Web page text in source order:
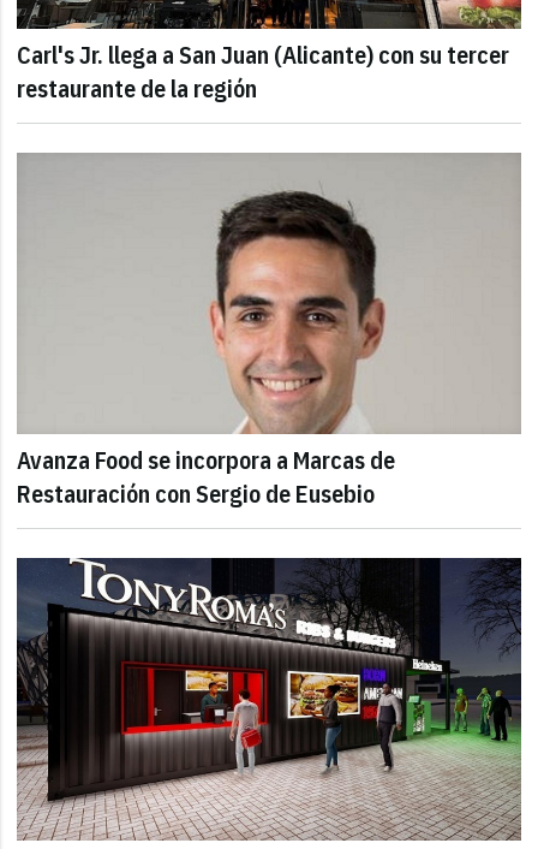
Carl's Jr. llega a San Juan (Alicante) con su tercer
restaurante de la región
Avanza Food se incorpora a Marcas de
Restauración con Sergio de Eusebio